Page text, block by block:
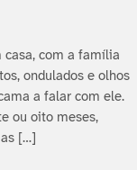
casa, com a famí­lia
ondulados e olhos
a falar com ele.
ou oito meses,
[…]